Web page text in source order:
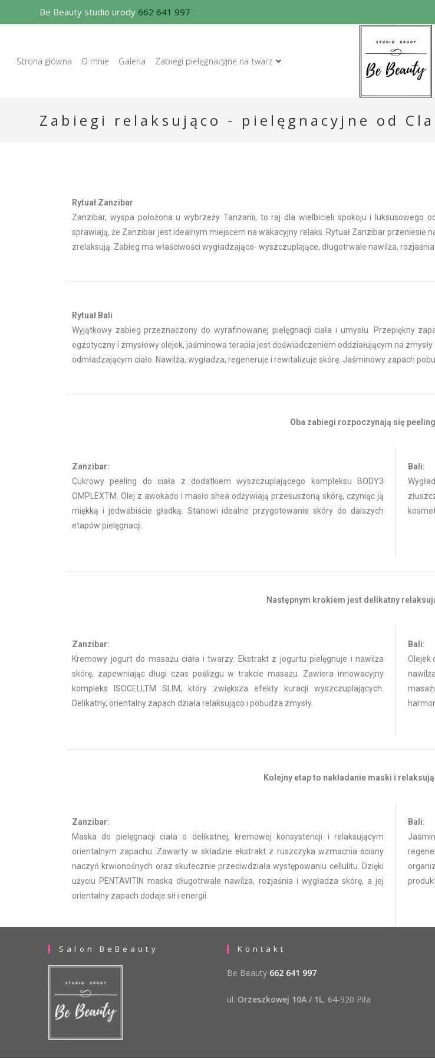
Be Beauty studio urody662 641 997
Strona główna O mnie Galeria Zabiegi pielęgnacyjne na twarz
Zabiegi relaksująco - pielęgnacyjne od
Rytuał Zanzibar
Zanzibar, wyspa położona u wybrzeży Tanzanii, to raj dla wielbicieli spokoju i luksusowego
sprawiają, że Zanzibar jest idealnym miejscem na wakacyjny relaks. Rytuał Zanzibar
zrelaksują. Zabieg ma właściwości wygładzająco- wyszczuplające, długotrwale nawilża,
Rytuał Bali
Wyjątkowy zabieg przeznaczony do wyrafinowanej pielęgnacji ciała i umysłu. Przepiękny
egzotyczny i zmysłowy olejek, jaśminowa terapia jest doświadczeniem oddziałującym na
odmładzającym ciało. Nawilża, wygładza, regeneruje i rewitalizuje skórę. Jaśminowy zapach
Oba zabiegi rozpoczynają się
Zanzibar:
Cukrowy peeling do ciała z dodatkiem wyszczuplającego kompleksu BODY3
OMPLEXTM. Olej z awokado i masło shea odżywiają przesuszoną skórę, czyniąc ją
miękką i jedwabiście gładką. Stanowi idealne przygotowanie skóry do dalszych
etapów pielęgnacji.
Bali:
Następnym krokiem jest delikatny
Zanzibar:
Kremowy jogurt do masażu ciała i twarzy. Ekstrakt z jogurtu pielęgnuje i nawilża
skórę, zapewniając długi czas poślizgu w trakcie masażu. Zawiera innowacyjny
kompleks ISOCELLTM SLIM, który zwiększa efekty kuracji wyszczuplających.
Delikatny, orientalny zapach działa relaksująco i pobudza zmysły.
Bali:
Olejek
Kolejny etap to nakładanie maski i
Zanzibar:
Maska do pielęgnacji ciała o delikatnej, kremowej konsystencji i relaksującym
orientalnym zapachu. Zawarty w składzie ekstrakt z ruszczyka wzmacnia ściany
naczyń krwionośnych oraz skutecznie przeciwdziała występowaniu cellulitu. Dzięki
użyciu PENTAVITIN maska długotrwale nawilża, rozjaśnia i wygładza skórę, a jej
orientalny zapach dodaje sił i energii.
Bali:
Salon BeBeauty Kontakt
Be Beauty 662 641 997
ul. Orzeszkowej 10A / 1L, 64-920 Piła